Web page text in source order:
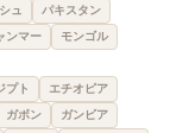
ュ
パキスタン
ンマー
モンゴル
プト
エチオピア
ガボン
ガンビア